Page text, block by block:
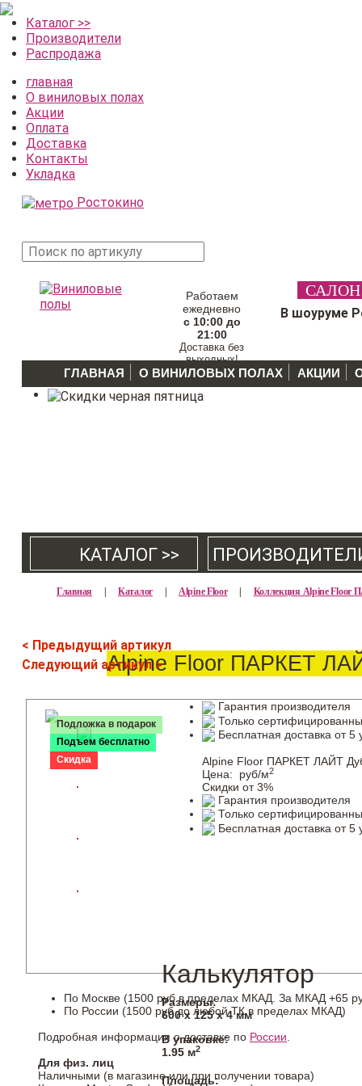
Каталог >>
Производители
Распродажа
главная
О виниловых полах
Акции
Оплата
Доставка
Контакты
Укладка
Ростокино
товара
Работаем
ежедневно
с 10:00 до
21:00
Доставка без
выходных!
В шоуруме
ГЛАВНАЯ О ВИНИЛОВЫХ ПОЛАХ АКЦИИ
КАТАЛОГ >>
Главная Каталог Alpine Floor Коллекция Alpine
< Предыдущий артикул
Следующий артикул >Alpine Floor ПАРКЕТ
Подложка в подарок
Подъем бесплатно
Скидка
Гарантия производителя
Только
Бесплатная доставка от 5
Alpine Floor ПАРКЕТ ЛАЙТ
Цена:
руб/м2
Скидки от 3%
Гарантия производителя
Только
Бесплатная доставка от 5
Калькулятор
Размеры:
600 х 125 х 4 мм
В упаковке:
1.95 м2
Площадь:
По Москве (1500 руб в пределах МКАД. За МКАД +65
По России (1500 руб до любой ТК в пределах МКАД)
Подробная информация о доставке по России.
Для физ. лиц
Наличными (в магазине или при получении товара)